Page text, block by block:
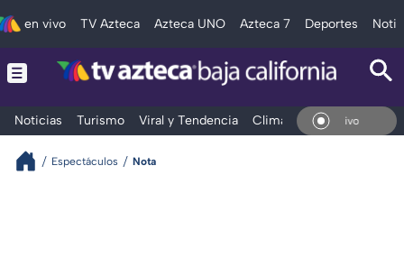
en vivo TV Azteca Azteca UNO Azteca 7 Deportes
Noticias Turismo Viral y Tendencia Clima Deportes
En Vivo
Espectáculos Nota